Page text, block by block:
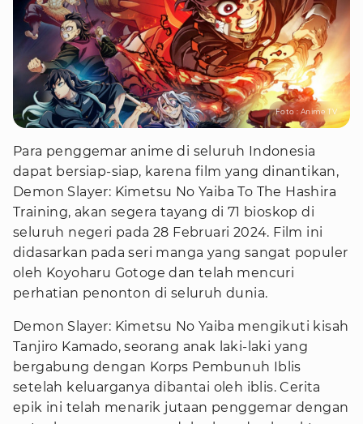
Foto : Anime TV
Para penggemar anime di seluruh Indonesia
dapat bersiap-siap, karena film yang dinantikan,
Demon Slayer: Kimetsu No Yaiba To The Hashira
Training, akan segera tayang di 71 bioskop di
seluruh negeri pada 28 Februari 2024. Film ini
didasarkan pada seri manga yang sangat populer
oleh Koyoharu Gotoge dan telah mencuri
perhatian penonton di seluruh dunia.
Demon Slayer: Kimetsu No Yaiba mengikuti kisah
Tanjiro Kamado, seorang anak laki-laki yang
bergabung dengan Korps Pembunuh Iblis
setelah keluarganya dibantai oleh iblis. Cerita
epik ini telah menarik jutaan penggemar dengan